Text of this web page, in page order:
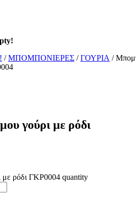
/ΜΠΟΜΠΟΝΙΕΡΕΣ /ΓΟΥΡΙΑ /
γούρι με ρόδι
με ρόδι ΓΚΡ0004 quantity